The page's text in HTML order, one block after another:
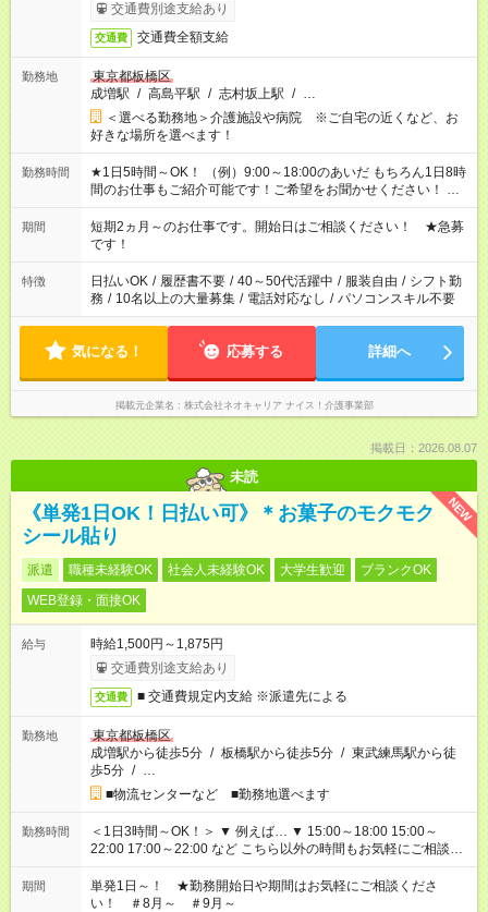
交通費別途支給あり
交通費 交通費全額支給
勤務地
東京都板橋区
成増駅 / 高島平駅 / 志村坂上駅 / …
＜選べる勤務地＞介護施設や病院 ※ご自宅の近くなど、お
好きな場所を選べます！
勤務時間
★1日5時間～OK！ （例）9:00～18:00のあいだ もちろん1日8時
間のお仕事もご紹介可能です！ご希望をお聞かせください！ ★
家庭の都合でお休みが必要な場合も遠慮なくご相談ください。
※週最低15時間以上の勤務が必要です
期間
短期2ヵ月～のお仕事です。開始日はご相談ください！ ★急募
です！
特徴 日払いOK / 履歴書不要 / 40～50代活躍中 / 服装自由 / シフト勤
務 / 10名以上の大量募集 / 電話対応なし / パソコンスキル不要
気になる！ 応募する 詳細へ
掲載元企業名 株式会社ネオキャリア ナイス！介護事業部
掲載日：2026.08.07
未読
NEW
《単発1日OK！日払い可》＊お菓子のモクモク
シール貼り
派遣 職種未経験OK 社会人未経験OK 大学生歓迎
ブランクOK
WEB登録・面接OK
給与
時給1,500円～1,875円
交通費別途支給あり
交通費 ■ 交通費規定内支給 ※派遣先による
勤務地
東京都板橋区
成増駅から徒歩5分 / 板橋駅から徒歩5分 / 東武練馬駅から徒
歩5分 / …
■物流センターなど ■勤務地選べます
勤務時間
＜1日3時間～OK！＞ ▼ 例えば… ▼ 15:00～18:00 15:00～
22:00 17:00～22:00 など こちら以外の時間もお気軽にご相談く
ださい！
期間
単発1日～！ ★勤務開始日や期間はお気軽にご相談くださ
い！ ＃8月～ ＃9月～